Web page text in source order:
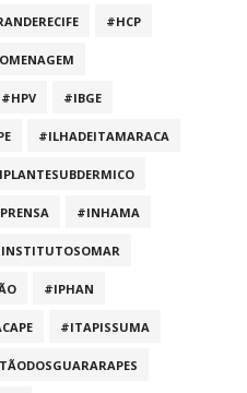
#HCP
#HPV #IBGE
#ILHADEITAMARACA
#INHAMA
#IPHAN
#ITAPISSUMA